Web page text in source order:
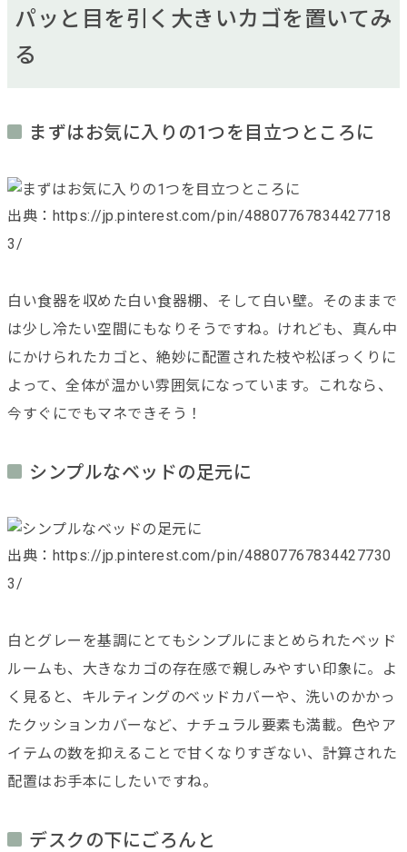
パッと目を引く大きいカゴを置いてみ
る
まずはお気に入りの1つを目立つところに
出典：https://jp.pinterest.com/pin/48807767834427718
3/
白い食器を収めた白い食器棚、そして白い壁。そのままで
は少し冷たい空間にもなりそうですね。けれども、真ん中
にかけられたカゴと、絶妙に配置された枝や松ぼっくりに
よって、全体が温かい雰囲気になっています。これなら、
今すぐにでもマネできそう！
シンプルなベッドの足元に
出典：https://jp.pinterest.com/pin/48807767834427730
3/
白とグレーを基調にとてもシンプルにまとめられたベッド
ルームも、大きなカゴの存在感で親しみやすい印象に。よ
く見ると、キルティングのベッドカバーや、洗いのかかっ
たクッションカバーなど、ナチュラル要素も満載。色やア
イテムの数を抑えることで甘くなりすぎない、計算された
配置はお手本にしたいですね。
デスクの下にごろんと